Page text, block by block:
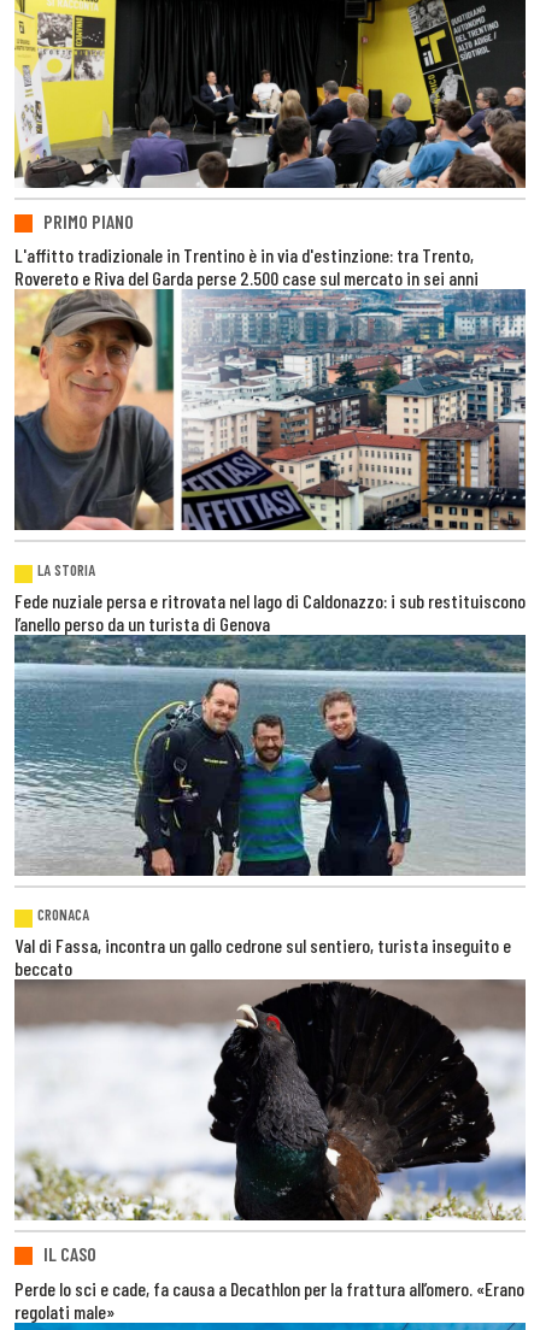
PRIMO PIANO
L'affitto tradizionale in Trentino è in via d'estinzione: tra Trento,
Rovereto e Riva del Garda perse 2.500 case sul mercato in sei anni
LA STORIA
Fede nuziale persa e ritrovata nel lago di Caldonazzo: i sub restituiscono
l’anello perso da un turista di Genova
CRONACA
Val di Fassa, incontra un gallo cedrone sul sentiero, turista inseguito e
beccato
IL CASO
Perde lo sci e cade, fa causa a Decathlon per la frattura all’omero. «Erano
regolati male»